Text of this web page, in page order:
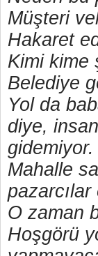
Müşteri
Hakaret
Kimi kime
Belediye
Yol da
diye,
gidemiyor.
Mahalle
pazarcılar
O zaman
Hoşgörü